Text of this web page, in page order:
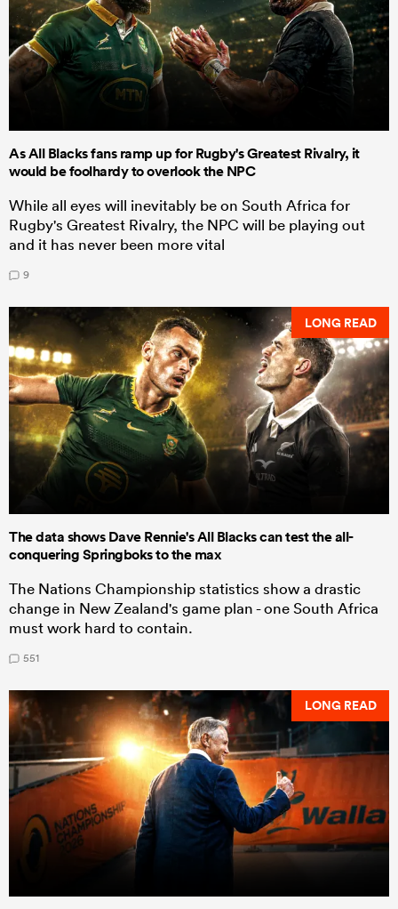
As All Blacks fans ramp up for Rugby's Greatest Rivalry, it
would be foolhardy to overlook the NPC
While all eyes will inevitably be on South Africa for
Rugby's Greatest Rivalry, the NPC will be playing out
and it has never been more vital
9
LONG READ
The data shows Dave Rennie's All Blacks can test the all-
conquering Springboks to the max
The Nations Championship statistics show a drastic
change in New Zealand's game plan - one South Africa
must work hard to contain.
551
LONG READ